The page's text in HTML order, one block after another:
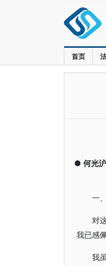
首页
● 何光沪
一
对
我已感
我